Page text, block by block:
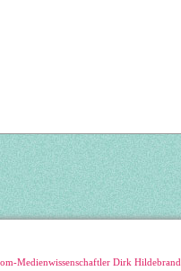
Medienwissenschaftler Dirk Hildebrand